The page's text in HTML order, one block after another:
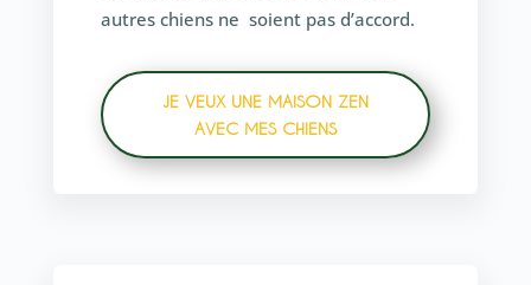
autres chiens ne soient pas d’accord.
JE VEUX UNE MAISON ZEN
AVEC MES CHIENS